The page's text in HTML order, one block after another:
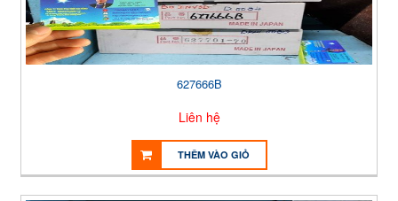
627666B
Liên hệ
THÊM VÀO GIỎ